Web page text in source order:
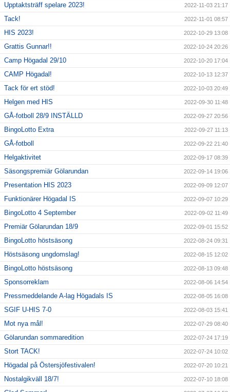
Upptaktsträff spelare 2023! 2022-11-03 21:17
Tack! 2022-11-01 08:57
HIS 2023! 2022-10-29 13:08
Grattis Gunnar!! 2022-10-24 20:26
Camp Högadal 29/10 2022-10-20 17:04
CAMP Högadal! 2022-10-13 12:37
Tack för ert stöd! 2022-10-03 20:49
Helgen med HIS 2022-09-30 11:48
GÅ-fotboll 28/9 INSTÄLLD 2022-09-27 20:56
BingoLotto Extra 2022-09-27 11:13
GÅ-fotboll 2022-09-22 21:40
Helgaktivitet 2022-09-17 08:39
Säsongspremiär Gölarundan 2022-09-14 19:06
Presentation HIS 2023 2022-09-09 12:07
Funktionärer Högadal IS 2022-09-07 10:29
BingoLotto 4 September 2022-09-02 11:49
Premiär Gölarundan 18/9 2022-09-01 15:52
BingoLotto höstsäsong 2022-08-24 09:31
Höstsäsong ungdomslag! 2022-08-15 12:02
BingoLotto höstsäsong 2022-08-13 09:48
Sponsorreklam 2022-08-06 14:54
Pressmeddelande A-lag Högadals IS 2022-08-05 16:08
SGIF U-HIS 7-0 2022-08-03 15:41
Mot nya mål! 2022-07-29 08:40
Gölarundan sommaredition 2022-07-24 17:19
Stort TACK! 2022-07-24 10:02
Högadal på Östersjöfestivalen! 2022-07-20 10:21
Nostalgikväll 18/7! 2022-07-10 18:08